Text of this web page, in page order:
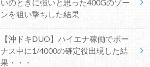
いのときに強いと思った400Gのゾー
ンを狙い撃ちした結果
【沖ドキDUO】ハイエナ稼働でボー
ナス中に1/4000の確定役出現した結
果・・・